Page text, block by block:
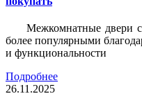
Межкомнатные двери с
более популярными
и функциональности
Подробнее
26.11.2025